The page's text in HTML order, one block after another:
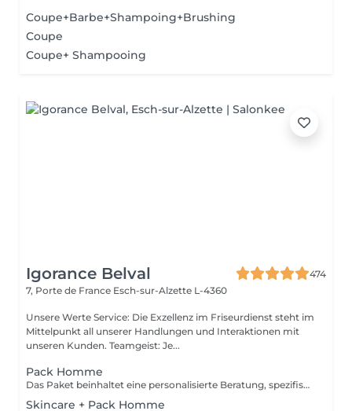
Coupe+Barbe+Shampoing+Brushing
Coupe
Coupe+ Shampooing
Igorance Belval
474
7, Porte de France Esch-sur-Alzette L-4360
Unsere Werte Service: Die Exzellenz im Friseurdienst steht im
Mittelpunkt all unserer Handlungen und Interaktionen mit
unseren Kunden. Teamgeist: Je...
Pack Homme
Das Paket beinhaltet eine personalisierte Beratung, spezifische STATEMENT-Shampoo- und Conditioner-Produkte, den IGORANCE-Haarschnitt (Abschluss auf trockenem Haar) und STATEMENT-Stylingprodukte. Die Preise dienen nur als Richtwerte und müssen nach der persönlichen Beratung durch Ihren Friseur/Stylisten/Spezialisten bestätigt werden. Die Geschäftsleitung behält sich das Recht vor, Änderungen zum reibungslosen Ablauf des Salons vorzunehmen.
Skincare + Pack Homme